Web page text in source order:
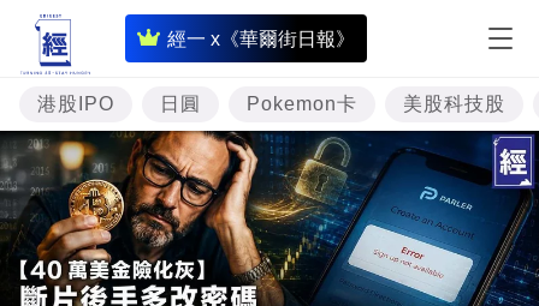
經一 x《華爾街日報》
即
時
財
經
專
題
投
資
港股IPO 日圓 Pokemon卡 美股科技股